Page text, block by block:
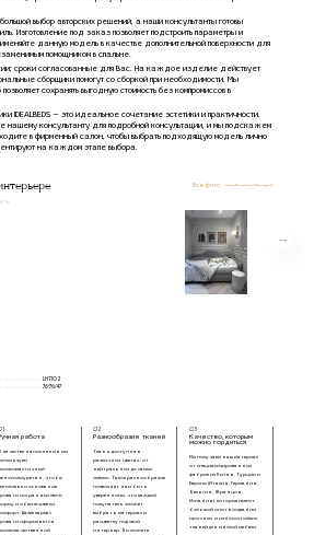
выбор авторских решений, а наши консультанты готовы
Изготовление под заказ позволяет подстроить параметры и
данную модель в качестве дополнительной поверхности для
помощником в спальне.
сроки согласованные для Вас. На каждое изделие действует
сборщики помогут со сборкой при необходимости. Мы
сохранять выгодную стоимость без компромиссов в
IDEALBEDS — это идеальное сочетание эстетики и практичности.
нашему консультанту для подробной консультации, и мы подскажем
в фирменный салон, чтобы выбрать подходящую модель лично
на каждом этапе выбора.
Все фото
LHT102
76*76/47
работа
В качестве наполнения мы
пенополиуретан, чтобы
и основание
сохраняли свою
форму и обеспечивали
Далее каркас
оформляется
02
Разнообразие тканей
Ткань доступна в
различных цветах: от
нейтральных до самых
смелых. Такое разнообразие
позволяет нам быть
уверенными, что каждый
покупатель сможет
выбрать материал и
расцветку под свой
интерьер. Вы можете
03
Качество, которым
можно гордиться
Мы получаем наш материал
от специализированных
фабрик из Китая, Турции и
Европы (Италия, Германия,
Бельгия, Франция,
Испания), которые имеют
большой опыт в создании
прочных и износостойких
тканей для мягкой мебели.